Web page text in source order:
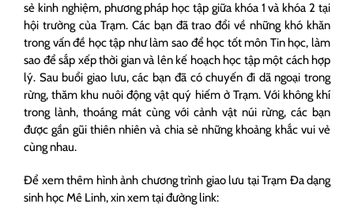
sẻ kinh nghiệm, phương pháp học tập giữa khóa 1 và khóa 2 tại
hội trường của Trạm. Các bạn đã trao đổi về những khó khăn
trong vấn đề học tập như làm sao để học tốt môn Tin học, làm
sao để sắp xếp thời gian và lên kế hoạch học tập một cách hợp
lý. Sau buổi giao lưu, các bạn đã có chuyến đi dã ngoại trong
rừng, thăm khu nuôi động vật quý hiếm ở Trạm. Với không khí
trong lành, thoáng mát cùng với cảnh vật núi rừng, các bạn
được gần gũi thiên nhiên và chia sẻ những khoảng khắc vui vẻ
cùng nhau.
Để xem thêm hình ảnh chương trình giao lưu tại Trạm Đa dạng
sinh học Mê Linh, xin xem tại đường link: